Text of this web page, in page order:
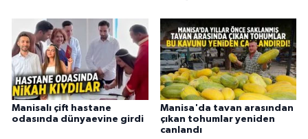
Manisalı çift hastane
odasında dünyaevine girdi
Manisa'da tavan arasından
çıkan tohumlar yeniden
canlandı